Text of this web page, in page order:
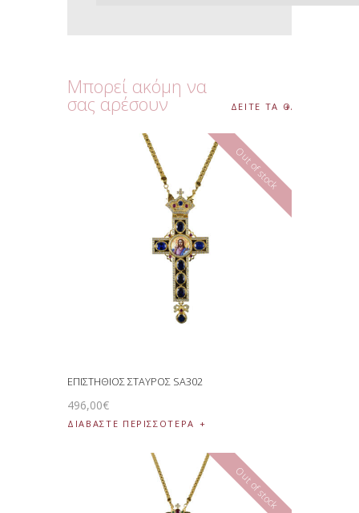
Μπορεί ακόμη να
σας αρέσουν ΔΕΙΤΕ ΤΑ ΟΛΑ
Out of stock
ΕΠΙΣΤΗΘΙΟΣ ΣΤΑΥΡΟΣ SA302
496,00€
ΔΙΑΒΆΣΤΕ ΠΕΡΙΣΣΌΤΕΡΑ
Out of stock